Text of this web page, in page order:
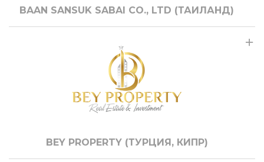
BAAN SANSUK SABAI CO., LTD (ТАИЛАНД)
BEY PROPERTY (ТУРЦИЯ, КИПР)